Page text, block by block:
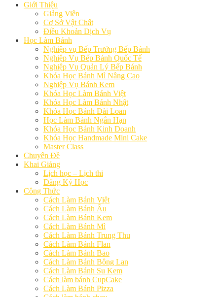
Giới Thiệu
Giảng Viên
Cơ Sở Vật Chất
Điều Khoản Dịch Vụ
Học Làm Bánh
Nghiệp vụ Bếp Trưởng Bếp Bánh
Nghiệp Vụ Bếp Bánh Quốc Tế
Nghiệp Vụ Quản Lý Bếp Bánh
Khóa Học Bánh Mì Nâng Cao
Nghiệp Vụ Bánh Kem
Khóa Học Làm Bánh Việt
Khóa Học Làm Bánh Nhật
Khóa Học Bánh Đài Loan
Học Làm Bánh Ngắn Hạn
Khóa Học Bánh Kinh Doanh
Khóa Học Handmade Mini Cake
Master Class
Chuyên Đề
Khai Giảng
Lịch học – Lịch thi
Đăng Ký Học
Công Thức
Cách Làm Bánh Việt
Cách Làm Bánh Âu
Cách Làm Bánh Kem
Cách Làm Bánh Mì
Cách Làm Bánh Trung Thu
Cách Làm Bánh Flan
Cách Làm Bánh Bao
Cách Làm Bánh Bông Lan
Cách Làm Bánh Su Kem
Cách làm bánh CupCake
Cách Làm Bánh Pizza